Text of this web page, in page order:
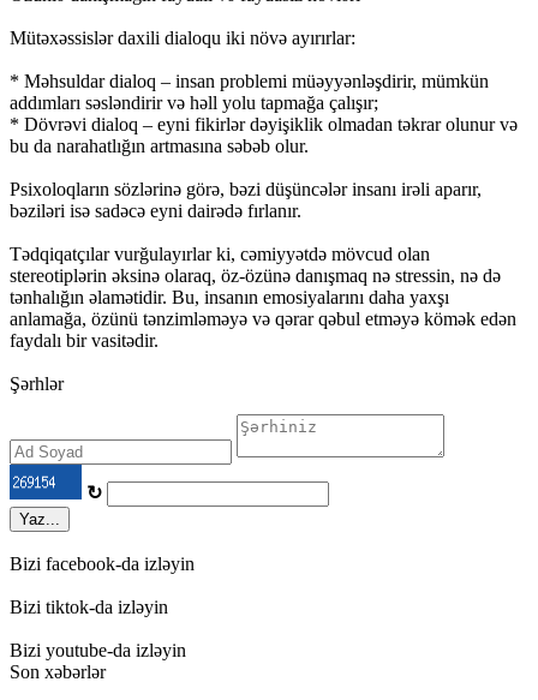
Mütəxəssislər daxili dialoqu iki növə ayırırlar:
* Məhsuldar dialoq – insan problemi müəyyənləşdirir, mümkün
addımları səsləndirir və həll yolu tapmağa çalışır;
* Dövrəvi dialoq – eyni fikirlər dəyişiklik olmadan təkrar olunur və
bu da narahatlığın artmasına səbəb olur.
Psixoloqların sözlərinə görə, bəzi düşüncələr insanı irəli aparır,
bəziləri isə sadəcə eyni dairədə fırlanır.
Tədqiqatçılar vurğulayırlar ki, cəmiyyətdə mövcud olan
stereotiplərin əksinə olaraq, öz-özünə danışmaq nə stressin, nə də
tənhalığın əlamətidir. Bu, insanın emosiyalarını daha yaxşı
anlamağa, özünü tənzimləməyə və qərar qəbul etməyə kömək edən
faydalı bir vasitədir.
Şərhlər
↻
Yaz...
Bizi facebook-da izləyin
Bizi tiktok-da izləyin
Bizi youtube-da izləyin
Son xəbərlər